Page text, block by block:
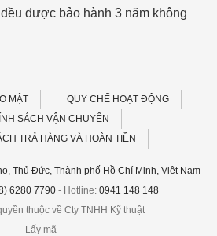
được bảo hành 3 năm không
MẬT
QUY CHẾ HOẠT ĐỘNG
SÁCH VẬN CHUYỂN
TRẢ HÀNG VÀ HOÀN TIỀN
Thủ Đức, Thành phố Hồ Chí Minh, Việt Nam
6280 7790 - Hotline: 0941 148 148
thuộc về Cty TNHH Kỹ thuật
Lấy mã